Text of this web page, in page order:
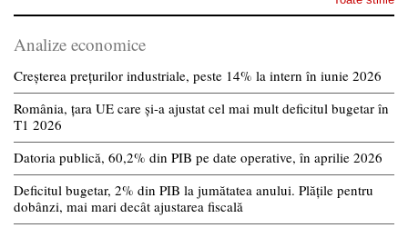
Analize economice
Creșterea prețurilor industriale, peste 14% la intern în iunie 2026
România, țara UE care și-a ajustat cel mai mult deficitul bugetar în
T1 2026
Datoria publică, 60,2% din PIB pe date operative, în aprilie 2026
Deficitul bugetar, 2% din PIB la jumătatea anului. Plățile pentru
dobânzi, mai mari decât ajustarea fiscală